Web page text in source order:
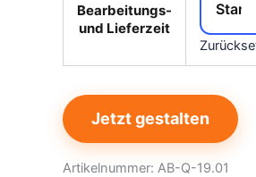
Bearbeitungs-
und Lieferzeit
Jetzt gestalten
Artikelnummer:AB-Q-19.01